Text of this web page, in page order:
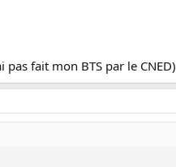
fait mon BTS par le CNED)